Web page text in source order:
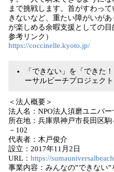
まで挑戦します。首がすわっ
きないなど、重たい障がいが
が楽しめる余暇支援としての目
参考リンク）
https://coccinelle.kyoto.jp/
「できない」を「できた
ーサルビーチプロジェクト
＜法人概要＞
法人名：NPO法人須磨ユニバ
所在地：兵庫県神戸市長田区
－102
代表者：木戸俊介
設立：2017年11月2日
URL： https://
事業内容：みんなの”できない